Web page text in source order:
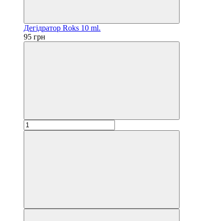
Дегідратор Roks 10 ml.
95 грн